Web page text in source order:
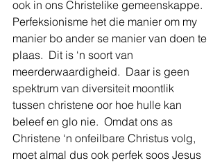
ook in ons Christelike gemeenskappe.
Perfeksionisme het die manier om my
manier bo ander se manier van doen te
plaas.  Dit is ‘n soort van
meerderwaardigheid.  Daar is geen
spektrum van diversiteit moontlik
tussen christene oor hoe hulle kan
beleef en glo nie.  Omdat ons as
Christene ‘n onfeilbare Christus volg,
moet almal dus ook perfek soos Jesus